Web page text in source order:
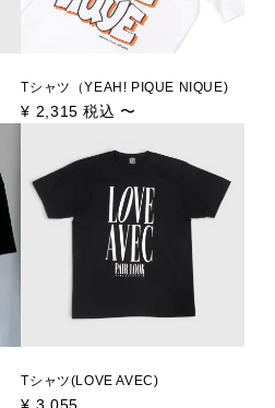
Tシャツ（YEAH! PIQUE NIQUE)
¥ 2,315 税込 〜
Tシャツ(LOVE AVEC)
¥ 3,055